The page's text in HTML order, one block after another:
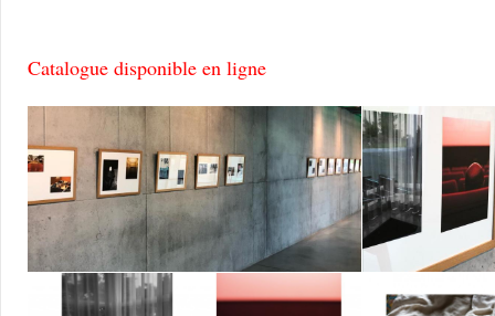
Catalogue disponible en ligne